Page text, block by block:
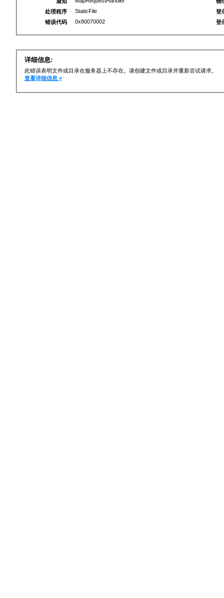
处理程序
StaticFile
错误代码
0x80070002
登
登
详细信息:
此错误表明文件或目录在服务器上不存在。请创建文件或目录并重新尝试请求。
查看详细信息 »